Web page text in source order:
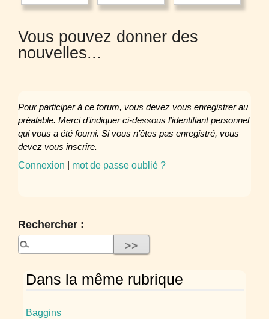
Vous pouvez donner des
nouvelles...
Pour participer à ce forum, vous devez vous enregistrer au
préalable. Merci d’indiquer ci-dessous l’identifiant personnel
qui vous a été fourni. Si vous n’êtes pas enregistré, vous
devez vous inscrire.
Connexion | mot de passe oublié ?
Rechercher :
Dans la même rubrique
Baggins